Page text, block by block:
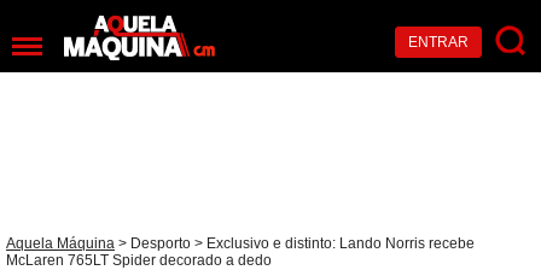
ENTRAR
Aquela Máquina > Desporto > Exclusivo e distinto: Lando Norris recebe
McLaren 765LT Spider decorado a dedo